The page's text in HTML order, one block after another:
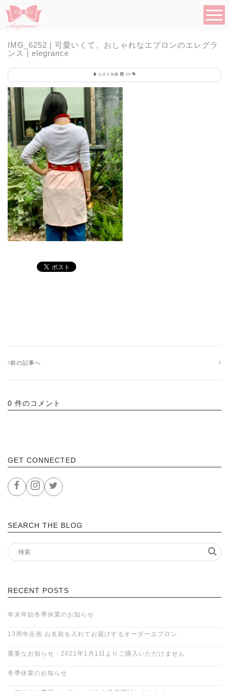
IMG_6252 | 可愛いくて、おしゃれなエプロンのエレグラ
ンス | elegrance
なぎさ加藤 30
前の記事へ
0 件のコメント
GET CONNECTED
SEARCH THE BLOG
RECENT POSTS
年末年始冬季休業のお知らせ
13周年企画 お名前を入れてお届けするオーダーエプロン
重要なお知らせ：2021年1月1日よりご購入いただけません
冬季休業のお知らせ